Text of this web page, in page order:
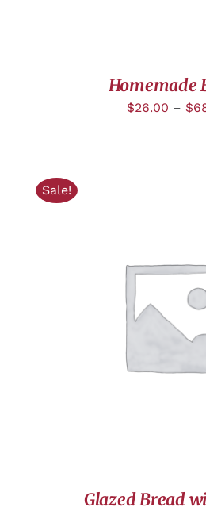
Homemade
$26.00 – $
Sale!
AJOUTER AU
Glazed Bread